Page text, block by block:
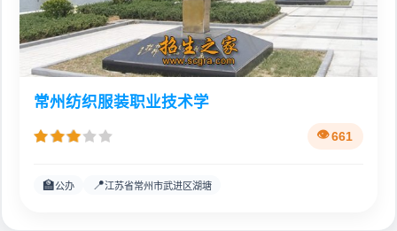
常州纺织服装职业技术学
661
🏫公办 📍江苏省常州市武进区湖塘